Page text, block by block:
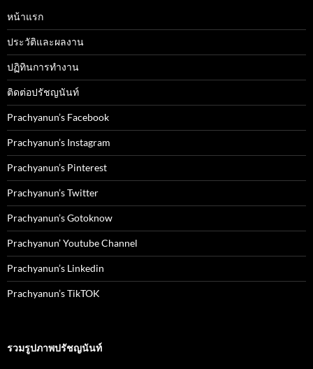
หน้าแรก
ประวัติและผลงาน
ปฏิทินการทำงาน
ติดต่อปรัชญนันท์
Prachyanun’s Facebook
Prachyanun’s Instagram
Prachyanun’s Pinterest
Prachyanun’s Twitter
Prachyanun’s Gotoknow
Prachyanun’ Youtube Channel
Prachyanun’s Linkedin
Prachyanun’s TikTOK
รวมรูปภาพปรัชญนันท์